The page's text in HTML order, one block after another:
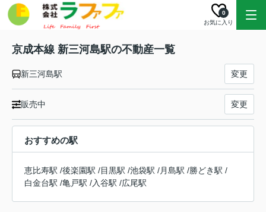
お気に入り
0
京成本線 新三河島駅の不動産一覧
新三河島駅 変更
販売中 変更
おすすめの駅
恵比寿駅 /後楽園駅 /目黒駅 /池袋駅 /月島駅 /勝どき駅 /
白金台駅 /亀戸駅 /入谷駅 /広尾駅